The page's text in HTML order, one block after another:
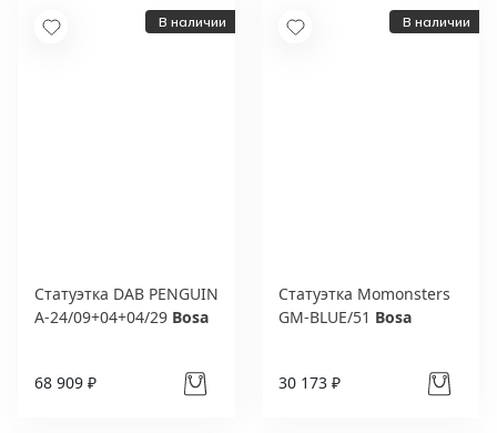
В наличии
Статуэтка DAB PENGUIN
A-24/09+04+04/29 Bosa
68 909 ₽
В наличии
Статуэтка Momonsters
GM-BLUE/51 Bosa
30 173 ₽